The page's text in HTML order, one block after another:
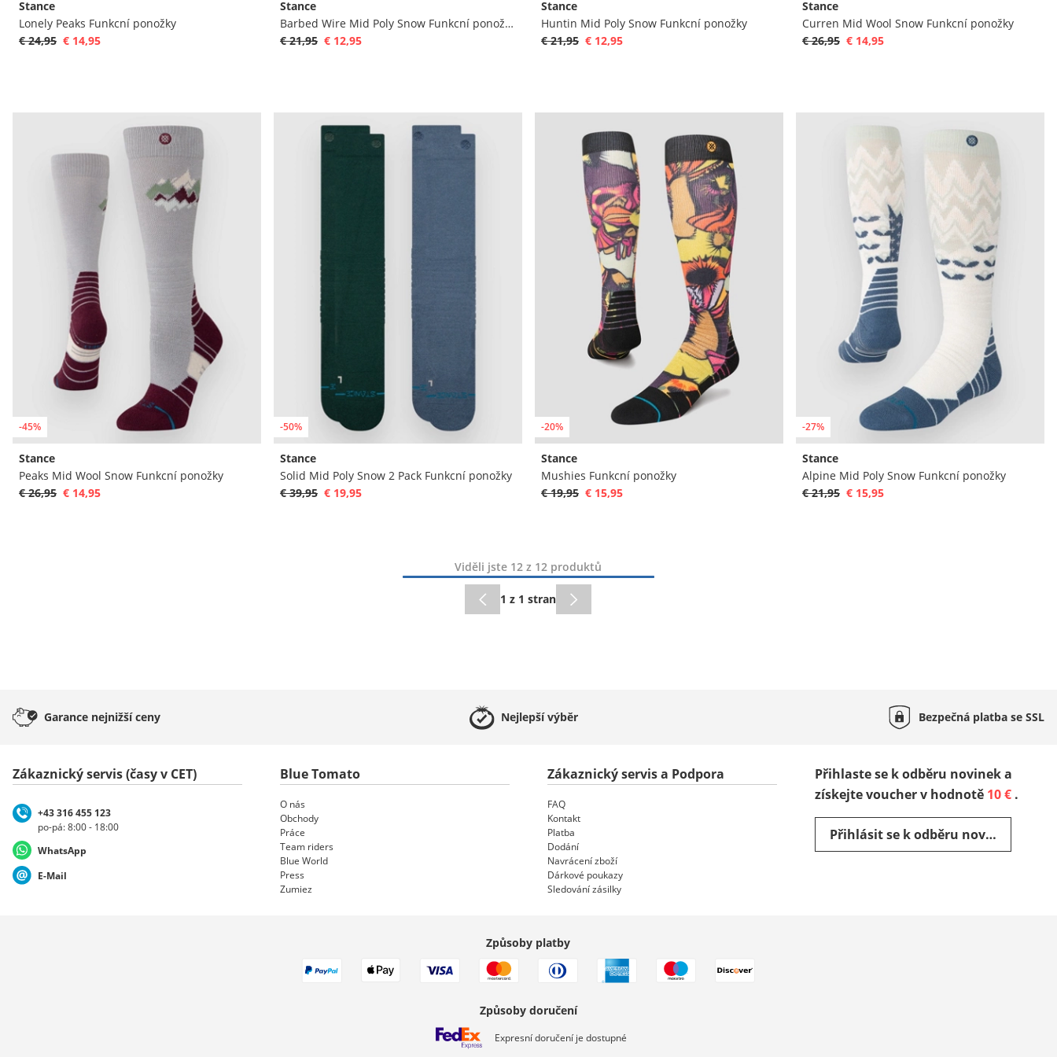
Stance
Lonely Peaks Funkcní ponožky
€ 24,95 € 14,95
Stance
Barbed Wire Mid Poly Snow Funkcní ponožky
€ 21,95 € 12,95
Stance
Huntin Mid Poly Snow Funkcní ponožky
€ 21,95 € 12,95
Stance
Curren Mid Wool Snow Funkcní ponožky
€ 26,95 € 14,95
-45%
Stance
Peaks Mid Wool Snow Funkcní ponožky
€ 26,95 € 14,95
-50%
Stance
Solid Mid Poly Snow 2 Pack Funkcní ponožky
€ 39,95 € 19,95
-20%
Stance
Mushies Funkcní ponožky
€ 19,95 € 15,95
-27%
Stance
Alpine Mid Poly Snow Funkcní ponožky
€ 21,95 € 15,95
Viděli jste 12 z 12 produktů
1 z 1 stran
Garance nejnižší ceny Nejlepšívýběr Bezpečná platba se SSL
Zákaznický servis (časy v CET)
+43 316 455 123
po-pá: 8:00 - 18:00
WhatsApp
E-Mail
Blue Tomato
O nás
Obchody
Práce
Team riders
Blue World
Press
Zumiez
Zákaznický servis a Podpora
FAQ
Kontakt
Platba
Dodání
Navrácení zboží
Dárkové poukazy
Sledování zásilky
Přihlaste se k odběru novinek a
získejte voucher v hodnotě 10 € .
Přihlásit se k odběru novinek
Způsoby platby
Způsoby doručení
Expresní doručení je dostupné